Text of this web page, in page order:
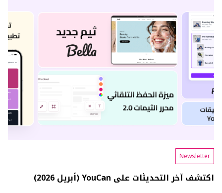
اكتشف آخر التحديثات على YouCan (أبريل 2026)
Newsletter